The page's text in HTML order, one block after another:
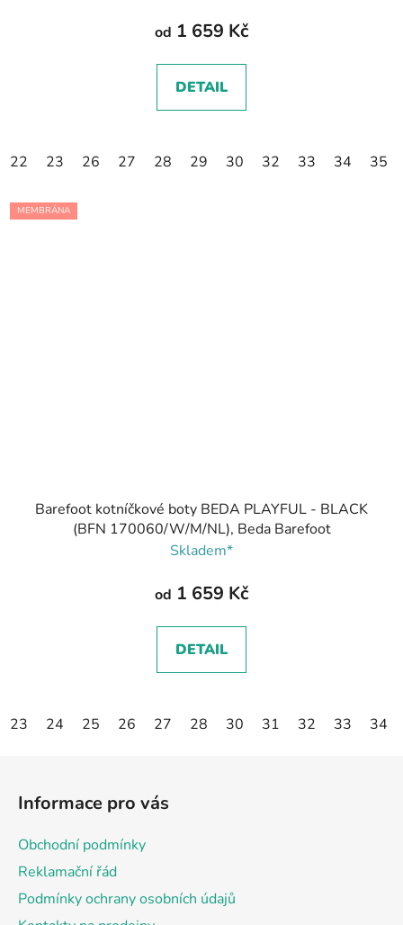
od 1 659 Kč
DETAIL
22 23 26 27 28 29 30 32 33 34 35
MEMBRÁNA
Barefoot kotníčkové boty BEDA PLAYFUL - BLACK
(BFN 170060/W/M/NL), Beda Barefoot
Skladem*
od 1 659 Kč
DETAIL
23 24 25 26 27 28 30 31 32 33 34
Informace pro vás
Obchodní podmínky
Reklamační řád
Podmínky ochrany osobních údajů